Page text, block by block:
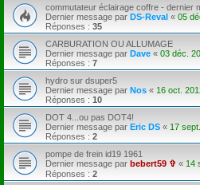
commutateur éclairage coffre - dernier
Dernier message par DS-Reval « 05
Réponses : 35
CARBURATION OU ALLUMAGE
Dernier message par Dave « 03 déc.
Réponses : 7
hydro sur dsuper5
Dernier message par Nos « 16 oct.
Réponses : 10
DOT 4...ou pas DOT4!
Dernier message par Eric DS « 17
Réponses : 2
pompe de frein id19 1961
Dernier message par bebert59 ✞ « 14
Réponses : 2